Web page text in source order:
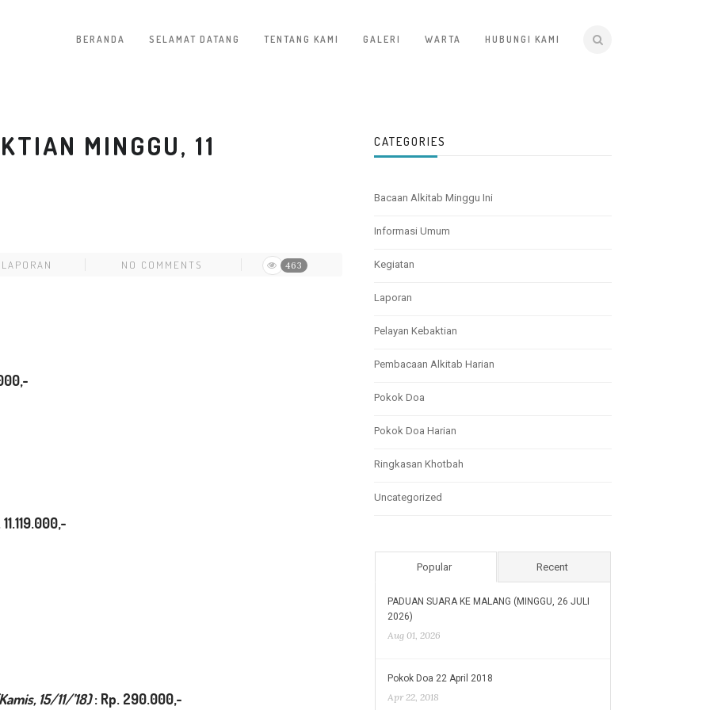
BERANDA SELAMAT DATANG TENTANG KAMI GALERI WARTA HUBUNGI KAMI
MINGGU, 11
LAPORAN NO COMMENTS 463
15/11/’18) : Rp. 290.000,-
CATEGORIES
Bacaan Alkitab Minggu Ini
Informasi Umum
Kegiatan
Laporan
Pelayan Kebaktian
Pembacaan Alkitab Harian
Pokok Doa
Pokok Doa Harian
Ringkasan Khotbah
Uncategorized
Popular Recent
PADUAN SUARA KE MALANG (MINGGU, 26 JULI
2026)
Aug 01, 2026
Pokok Doa 22 April 2018
Apr 22, 2018